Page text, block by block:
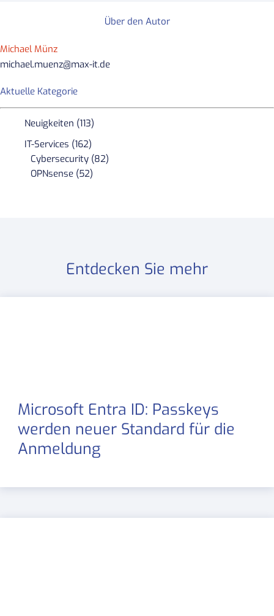
Über den Autor
Michael Münz
michael.muenz@max-it.de
Aktuelle Kategorie
Neuigkeiten (113)
IT-Services (162)
Cybersecurity (82)
OPNsense (52)
Entdecken Sie mehr
Microsoft Entra ID: Passkeys
werden neuer Standard für die
Anmeldung